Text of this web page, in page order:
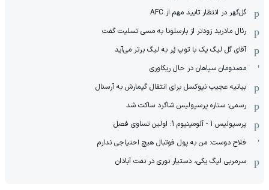
گل‌گهر در انتظار تایید مهم از ‌AFC
رئال مادرید زودتر از بارسلونا به مسی تسلیت گفت
آقای گل لیگ یک با توپ پُر به لیگ برتر می‌آید
مصدومان سپاهان در حال ریکاوری
بیانیه عجیب نیوکسل برای انتقال گیمارش به آرسنال
رسمی: ستاره پرسپولیس شاگرد ساکت شد
پرسپولیس 1 - آلومینیوم 1: اولین تساوی فصل
فلاح دوست: من به پول فوتبال هیچ احتیاجی ندارم
سرمربی لیگ یکی، دستیار نوری در نفت آبادان